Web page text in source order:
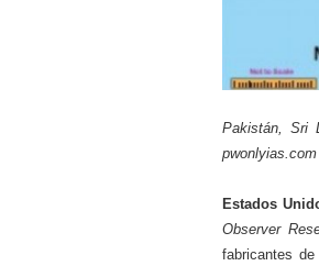
Pakistán, Sri
Estados
Observer
fabricantes